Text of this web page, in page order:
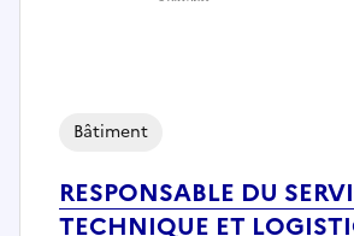
RESPONSABLE DU
TECHNIQUE ET
Bâtiment